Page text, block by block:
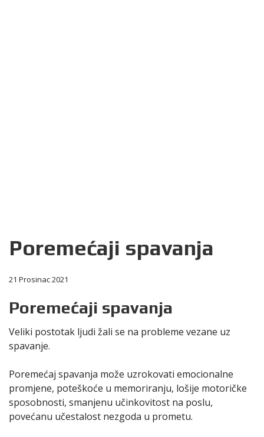
Poremećaji spavanja
21 Prosinac 2021
Poremećaji spavanja
Veliki postotak ljudi žali se na probleme vezane uz
spavanje.
Poremećaj spavanja može uzrokovati emocionalne
promjene, poteškoće u memoriranju, lošije motoričke
sposobnosti, smanjenu učinkovitost na poslu,
povećanu učestalost nezgoda u prometu.